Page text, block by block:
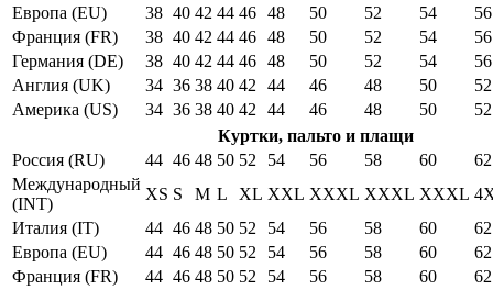
Европа (EU)
38 40 42 44 46 48 50 52 54
56
Франция (FR)
38 40 42 44 46 48 50 52 54
56
Германия (DE)
38 40 42 44 46 48 50 52 54
56
Англия (UK)
34 36 38 40 42 44 46 48 50
52
Америка (US)
34 36 38 40 42 44 46 48 50
52
Куртки, пальто и плащи
Россия (RU)
44 46 48 50 52 54 56 58 60
62
Международный
(INT)
XS S M L XL XXL XXXL XXXL XXXL
Италия (IT)
44 46 48 50 52 54 56 58 60
62
Европа (EU)
44 46 48 50 52 54 56 58 60
62
Франция (FR)
44 46 48 50 52 54 56 58 60
62